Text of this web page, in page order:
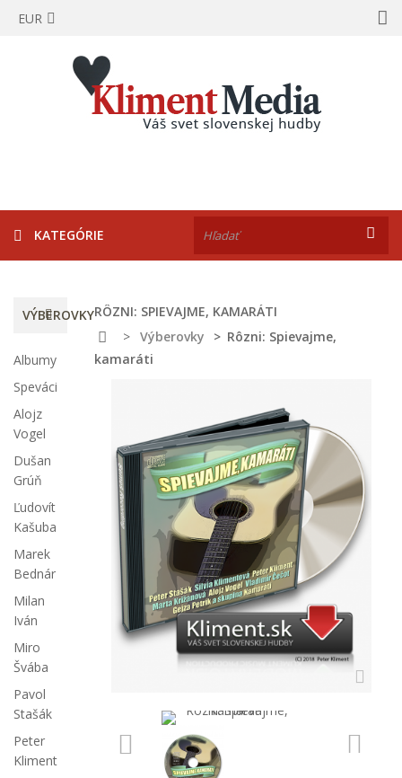
EUR
KATEGÓRIE
VÝBEROVKY
Albumy
Speváci
Alojz
Vogel
Dušan
Grúň
Ľudovít
Kašuba
Marek
Bednár
Milan
Iván
Miro
Švába
Pavol
Stašák
Peter
Kliment
RÔZNI: SPIEVAJME, KAMARÁTI
>
Výberovky > Rôzni: Spievajme,
kamaráti